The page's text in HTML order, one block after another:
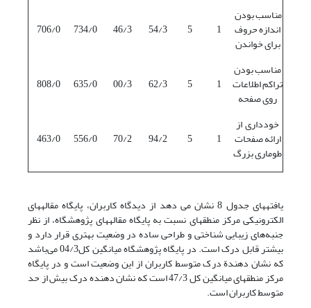
مناسب بودن
اندازه حروف
برای خواندن
1
5
54/3
46/3
734/0
706/0
مناسب بودن
تراکم اطلاعات
روی صفحه
1
5
62/3
00/3
635/0
808/0
خودداری از
ارائه صفحات
طوماری بزرگ
1
5
94/2
70/2
556/0
463/0
یافته‎های جدول 8 نشان می دهد از دیدگاه کاربران، پایگاه مقاله‎های
الکترونیکی مرکز منطقه‎ای نسبت به پایگاه مقاله‎های پژوهشگاه، از نظر
جنبه‌های زیبایی شناختی و طراحی ساده در وضعیت بهتری قرار دارد و
بیشتر قابل درک است. در پایگاه پژوهشگاه میانگین کل04/3 می‌باشد
که نشان دهندة درک متوسط کاربران از این وضعیت است و در پایگاه
مرکز منطقه‎ای میانگین کل 47/3 است که نشان دهنده درک بیش از حد
متوسط کاربران است.